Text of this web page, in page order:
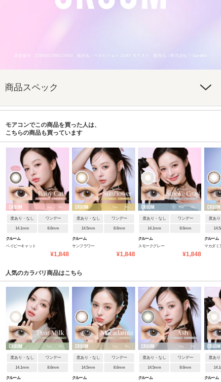
商品スペック
モアコンでこの商品を買った人は、
こちらの商品も買っています
度あり・なし ワンデー
14.1mm 8.6mm
クルーム
ベイビーキャット
¥1,848
度あり・なし ワンデー
14.5mm 8.6mm
クルーム
サンフラワー
¥1,848
度あり・なし ワンデー
14.1mm 8.6mm
クルーム
スモークグレー
¥1,848
度あ
クルーム
マカダミ
人気のカラバリ商品はこちら
度あり・なし ワンデー
14.1mm 8.6mm
クルーム
度あり・なし ワンデー
14.5mm 8.6mm
クルーム
度あり・なし ワンデー
14.5mm 8.6mm
クルーム
度あ
クルーム